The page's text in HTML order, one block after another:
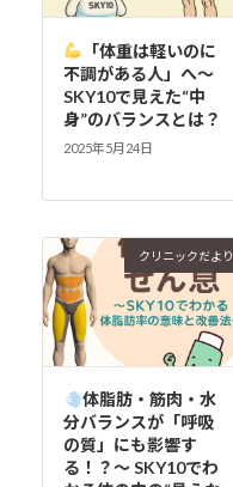
「体重は軽いのに
不調がある人」へ～
SKY10で見えた“中
身”のバランスとは？
2025年5月24日
クリニックだより
体脂肪・筋肉・水
分バランスが「呼吸
の質」にも影響す
る！？～ SKY10でわ